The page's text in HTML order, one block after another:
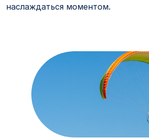
наслаждаться моментом.